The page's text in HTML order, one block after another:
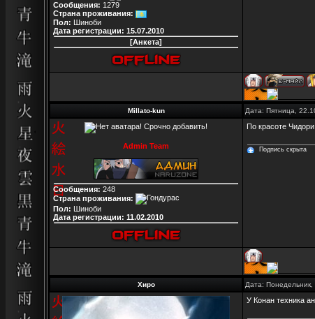
Сообщения: 1279
Страна проживания:
Пол: Шиноби
Дата регистрации: 15.07.2010
[Анкета]
Millato-kun Дата: Пятница,
Admin Team
Сообщения: 248
Страна проживания:
Пол: Шиноби
Дата регистрации: 11.02.2010
По красоте
Подпись скрыта
Хиро Дата:
У Конан техника